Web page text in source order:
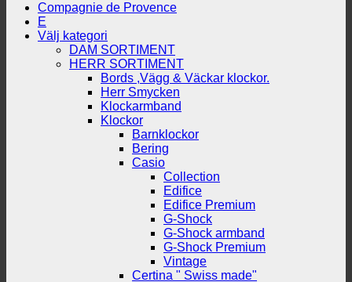
Compagnie de Provence
E
Välj kategori
DAM SORTIMENT
HERR SORTIMENT
Bords ,Vägg & Väckar klockor.
Herr Smycken
Klockarmband
Klockor
Barnklockor
Bering
Casio
Collection
Edifice
Edifice Premium
G-Shock
G-Shock armband
G-Shock Premium
Vintage
Certina " Swiss made"